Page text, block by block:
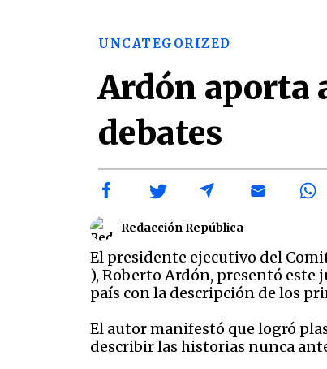
UNCATEGORIZED
Ardón aporta
debates
Redacción República
El presidente ejecutivo del
), Roberto Ardón, presentó este
país con la descripción de los
El autor manifestó que logró
describir las historias nunca